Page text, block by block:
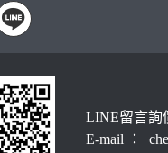
LINE留言詢
E-mail ：